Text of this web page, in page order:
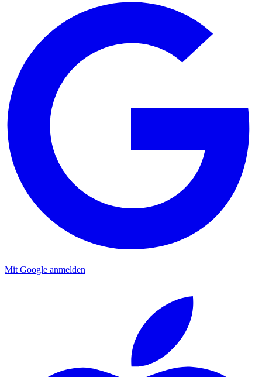
Mit Google anmelden